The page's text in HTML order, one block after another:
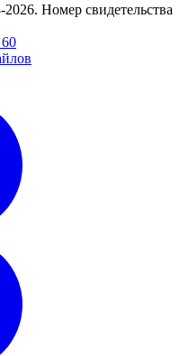
Номер свидетельства